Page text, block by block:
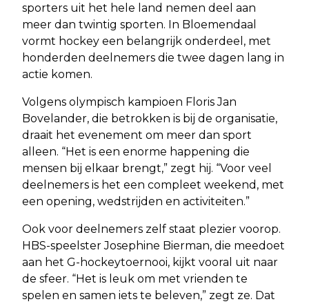
sporters uit het hele land nemen deel aan
meer dan twintig sporten. In Bloemendaal
vormt hockey een belangrijk onderdeel, met
honderden deelnemers die twee dagen lang in
actie komen.
Volgens olympisch kampioen Floris Jan
Bovelander, die betrokken is bij de organisatie,
draait het evenement om meer dan sport
alleen. “Het is een enorme happening die
mensen bij elkaar brengt,” zegt hij. “Voor veel
deelnemers is het een compleet weekend, met
een opening, wedstrijden en activiteiten.”
Ook voor deelnemers zelf staat plezier voorop.
HBS-speelster Josephine Bierman, die meedoet
aan het G-hockeytoernooi, kijkt vooral uit naar
de sfeer. “Het is leuk om met vrienden te
spelen en samen iets te beleven,” zegt ze. Dat